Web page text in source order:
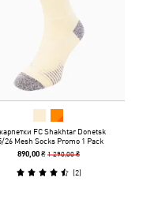
FC Shakhtar Donetsk
26 Mesh Socks Promo 1 Pack
890,00 ₴ 1 290,00 ₴
(2)